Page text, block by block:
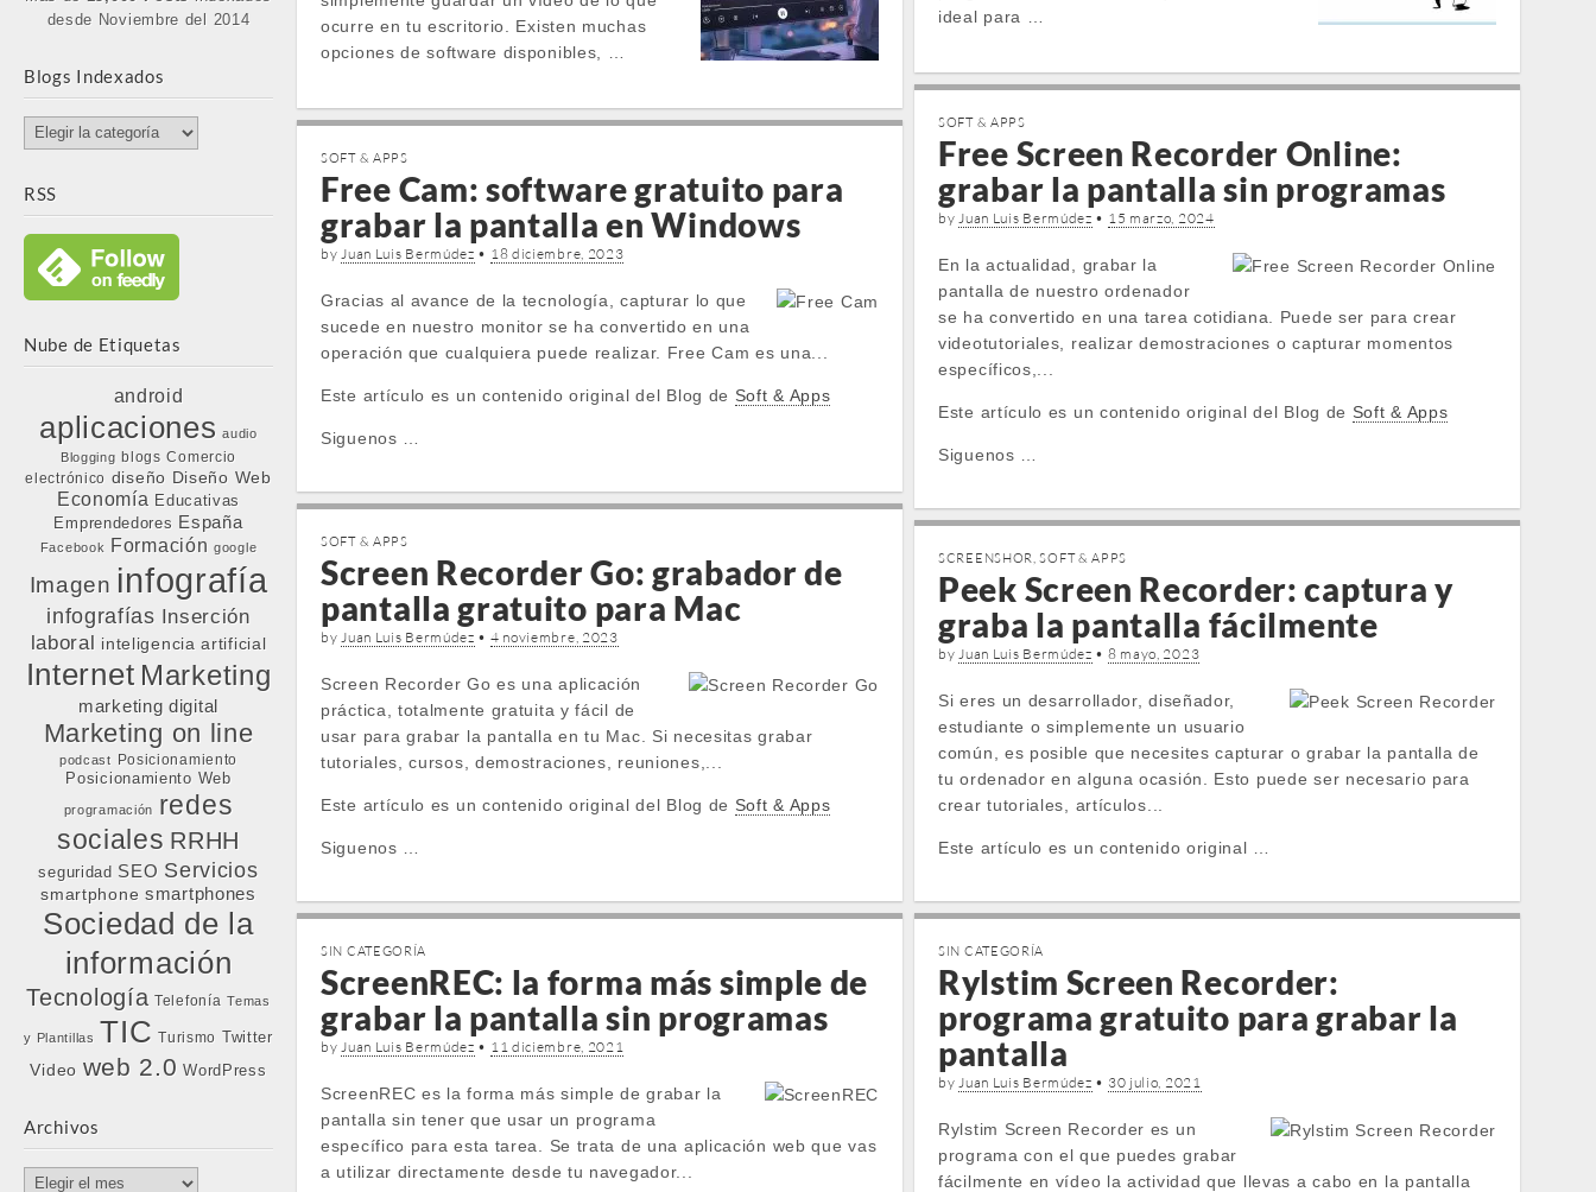
desde Noviembre del 2014
Blogs Indexados
Blogs
Indexados
RSS
Nube de Etiquetas
android
aplicaciones audio
Blogging blogs Comercio
electrónico diseño Diseño Web
Economía Educativas
Emprendedores España
Facebook Formación google
Imagen infografía
infografías Inserción
laboral inteligencia artificial
Internet Marketing
marketing digital
Marketing on line
podcast
Posicionamiento
Posicionamiento Web
programación redes
sociales RRHH
seguridad SEO Servicios
smartphone smartphones
Sociedad de la
información
Tecnología Telefonía Temas
y Plantillas TIC Turismo Twitter
Video web 2.0 WordPress
Archivos
Archivos
ocurre en tu escritorio. Existen muchas
opciones de software disponibles, …
ideal para …
SOFT & APPS
Free Screen Recorder Online:
grabar la pantalla sin programas
byJuan Luis Bermúdez • 15 marzo, 2024
En la actualidad, grabar la
pantalla de nuestro ordenador
se ha convertido en una tarea cotidiana. Puede ser para crear
videotutoriales, realizar demostraciones o capturar momentos
específicos,...
Este artículo es un contenido original del Blog de Soft & Apps
Siguenos …
SOFT & APPS
Free Cam: software gratuito para
grabar la pantalla en Windows
byJuan Luis Bermúdez • 18 diciembre, 2023
Gracias al avance de la tecnología, capturar lo que
sucede en nuestro monitor se ha convertido en una
operación que cualquiera puede realizar. Free Cam es una...
Este artículo es un contenido original del Blog de Soft & Apps
Siguenos …
SOFT & APPS
Screen Recorder Go: grabador de
pantalla gratuito para Mac
byJuan Luis Bermúdez • 4 noviembre, 2023
Screen Recorder Go es una aplicación
práctica, totalmente gratuita y fácil de
usar para grabar la pantalla en tu Mac. Si necesitas grabar
tutoriales, cursos, demostraciones, reuniones,...
Este artículo es un contenido original del Blog de Soft & Apps
Siguenos …
SCREENSHOR,SOFT & APPS
Peek Screen Recorder: captura y
graba la pantalla fácilmente
byJuan Luis Bermúdez • 8 mayo, 2023
Si eres un desarrollador, diseñador,
estudiante o simplemente un usuario
común, es posible que necesites capturar o grabar la pantalla de
tu ordenador en alguna ocasión. Esto puede ser necesario para
crear tutoriales, artículos...
Este artículo es un contenido original …
SIN CATEGORÍA
ScreenREC: la forma más simple de
grabar la pantalla sin programas
byJuan Luis Bermúdez • 11 diciembre, 2021
ScreenREC es la forma más simple de grabar la
pantalla sin tener que usar un programa
específico para esta tarea. Se trata de una aplicación web que vas
a utilizar directamente desde tu navegador...
SIN CATEGORÍA
Rylstim Screen Recorder:
programa gratuito para grabar la
pantalla
byJuan Luis Bermúdez • 30 julio, 2021
Rylstim Screen Recorder es un
programa con el que puedes grabar
fácilmente en vídeo la actividad que llevas a cabo en la pantalla